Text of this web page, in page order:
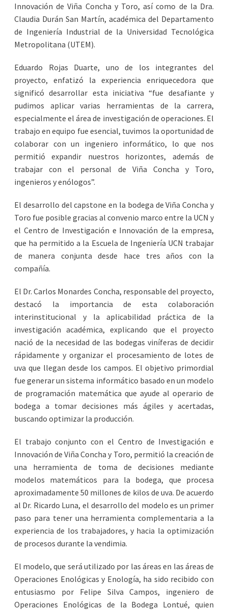
Innovación de Viña Concha y Toro, así como de la Dra.
Claudia Durán San Martín, académica del Departamento
de Ingeniería Industrial de la Universidad Tecnológica
Metropolitana (UTEM).
Eduardo Rojas Duarte, uno de los integrantes del
proyecto, enfatizó la experiencia enriquecedora que
significó desarrollar esta iniciativa “fue desafiante y
pudimos aplicar varias herramientas de la carrera,
especialmente el área de investigación de operaciones. El
trabajo en equipo fue esencial, tuvimos la oportunidad de
colaborar con un ingeniero informático, lo que nos
permitió expandir nuestros horizontes, además de
trabajar con el personal de Viña Concha y Toro,
ingenieros y enólogos”.
El desarrollo del capstone en la bodega de Viña Concha y
Toro fue posible gracias al convenio marco entre la UCN y
el Centro de Investigación e Innovación de la empresa,
que ha permitido a la Escuela de Ingeniería UCN trabajar
de manera conjunta desde hace tres años con la
compañía.
El Dr. Carlos Monardes Concha, responsable del proyecto,
destacó la importancia de esta colaboración
interinstitucional y la aplicabilidad práctica de la
investigación académica, explicando que el proyecto
nació de la necesidad de las bodegas viníferas de decidir
rápidamente y organizar el procesamiento de lotes de
uva que llegan desde los campos. El objetivo primordial
fue generar un sistema informático basado en un modelo
de programación matemática que ayude al operario de
bodega a tomar decisiones más ágiles y acertadas,
buscando optimizar la producción.
El trabajo conjunto con el Centro de Investigación e
Innovación de Viña Concha y Toro, permitió la creación de
una herramienta de toma de decisiones mediante
modelos matemáticos para la bodega, que procesa
aproximadamente 50 millones de kilos de uva. De acuerdo
al Dr. Ricardo Luna, el desarrollo del modelo es un primer
paso para tener una herramienta complementaria a la
experiencia de los trabajadores, y hacia la optimización
de procesos durante la vendimia.
El modelo, que será utilizado por las áreas en las áreas de
Operaciones Enológicas y Enología, ha sido recibido con
entusiasmo por Felipe Silva Campos, ingeniero de
Operaciones Enológicas de la Bodega Lontué, quien